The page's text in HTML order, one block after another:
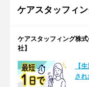
ケアスタッフィ
ケアスタッフィング株
社】
【
さ